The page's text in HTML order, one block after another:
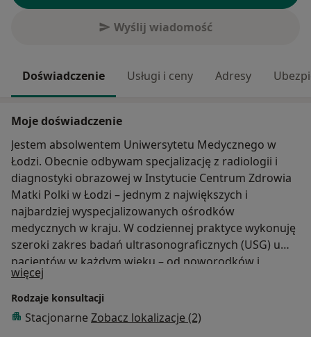
Wyślij wiadomość
Doświadczenie Usługi i ceny Adresy
Moje doświadczenie
Jestem absolwentem Uniwersytetu Medycznego w
Łodzi. Obecnie odbywam specjalizację z radiologii i
diagnostyki obrazowej w Instytucie Centrum Zdrowia
Matki Polki w Łodzi – jednym z największych i
najbardziej wyspecjalizowanych ośrodków
medycznych w kraju. W codziennej praktyce wykonuję
szeroki zakres badań ultrasonograficznych (USG) u
pacjentów w każdym wieku – od noworodków i
niemowląt po osoby dorosłe. Szczególne miejsce w
mojej pracy zajmuje diagnostyka najmłodszych
pacjentów, w tym badania przezciemiączkowe, szwów
czaszkowych, jamy brzusznej, układu moczowego,
więcej
Rodzaje konsultacji
Stacjonarne Zobacz lokalizacje (2)